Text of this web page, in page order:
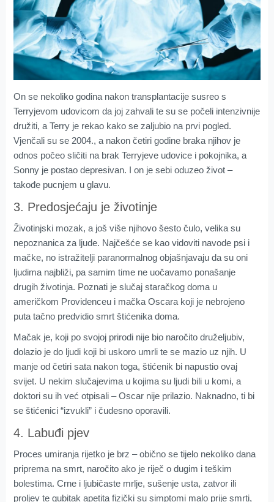
On se nekoliko godina nakon transplantacije susreo s
Terryjevom udovicom da joj zahvali te su se počeli intenzivnije
družiti, a Terry je rekao kako se zaljubio na prvi pogled.
Vjenčali su se 2004., a nakon četiri godine braka njihov je
odnos počeo sličiti na brak Terryjeve udovice i pokojnika, a
Sonny je postao depresivan. I on je sebi oduzeo život –
takođe pucnjem u glavu.
3. Predosjećaju je životinje
Životinjski mozak, a još više njihovo šesto čulo, velika su
nepoznanica za ljude. Najčešće se kao vidoviti navode psi i
mačke, no istražitelji paranormalnog objašnjavaju da su oni
ljudima najbliži, pa samim time ne uočavamo ponašanje
drugih životinja. Poznati je slučaj staračkog doma u
američkom Providenceu i mačka Oscara koji je nebrojeno
puta tačno predvidio smrt štićenika doma.
Mačak je, koji po svojoj prirodi nije bio naročito druželjubiv,
dolazio je do ljudi koji bi uskoro umrli te se mazio uz njih. U
manje od četiri sata nakon toga, štićenik bi napustio ovaj
svijet. U nekim slučajevima u kojima su ljudi bili u komi, a
doktori su ih već otpisali – Oscar nije prilazio. Naknadno, ti bi
se štićenici “izvukli” i čudesno oporavili.
4. Labuđi pjev
Proces umiranja rijetko je brz – obično se tijelo nekoliko dana
priprema na smrt, naročito ako je riječ o dugim i teškim
bolestima. Crne i ljubičaste mrlje, sušenje usta, zatvor ili
proljev te gubitak apetita fizički su simptomi malo prije smrti,